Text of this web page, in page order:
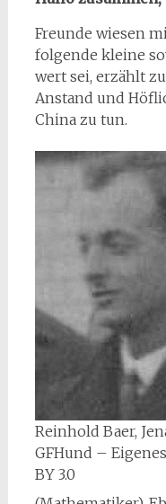
Freunde wiesen
folgende kleine
wert sei, erzählt
Anstand und
China zu tun.
Reinhold Baer,
GFHund –
BY 3.0